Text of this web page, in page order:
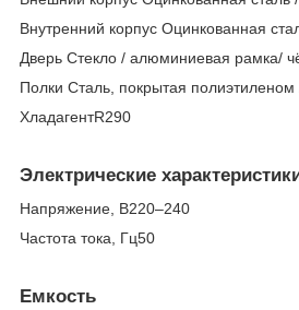
Внутренний корпус Оцинкованная
Дверь Стекло / алюминиевая рамка/
Полки Сталь, покрытая
ХладагентR290
Электрические
Напряжение, В220–240
Частота тока, Гц50
Емкость